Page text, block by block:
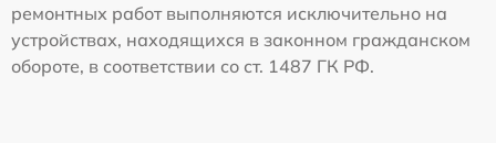
ремонтных работ выполняются исключительно на
устройствах, находящихся в законном гражданском
обороте, в соответствии со ст. 1487 ГК РФ.